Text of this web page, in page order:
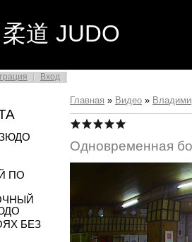
道 JUDO
Вход
ПО
БЕЗ
Главная » Видео »
Одновременная